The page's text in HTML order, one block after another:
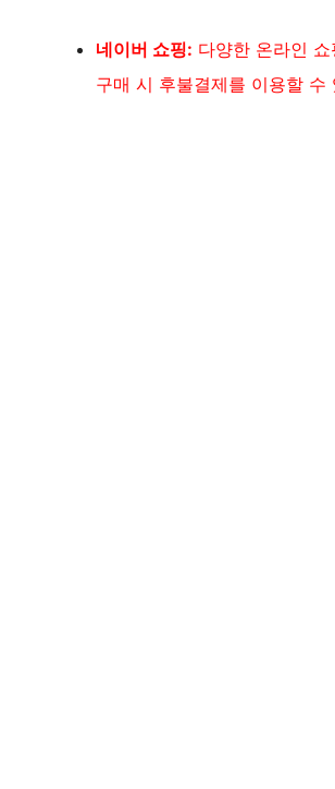
네이버 쇼핑: 다양한 온라인
구매 시 후불결제를 이용할 수